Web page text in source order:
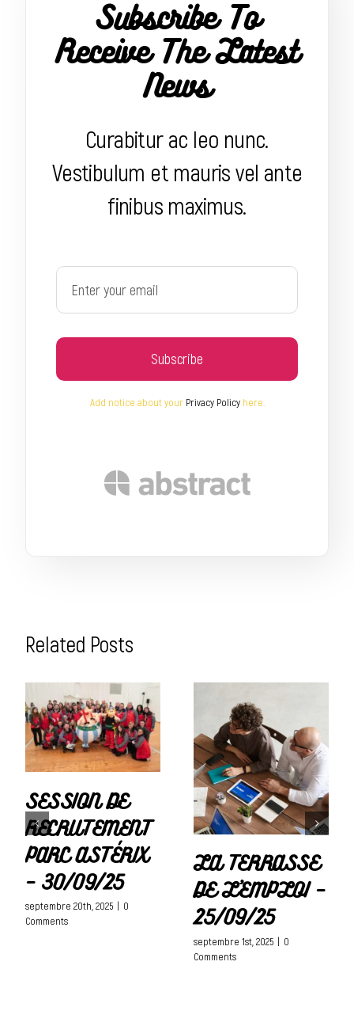
Subscribe To
Receive The Latest
News
Curabitur ac leo nunc.
Vestibulum et mauris vel ante
finibus maximus.
Subscribe
Add notice about your Privacy Policyhere.
Related Posts
SESSION DE
RECRUTEMENT
PARC ASTÉRIX
– 30/09/25
septembre 20th, 2025 | 0
Comments
LA TERRASSE
DE L’EMPLOI –
25/09/25
septembre 1st, 2025 | 0
Comments